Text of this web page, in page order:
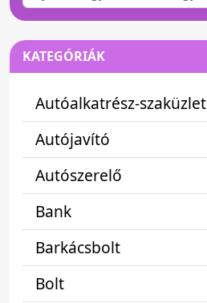
KATEGÓRIÁK
Autóalkatrész-szaküzlet
Autójavító
Autószerelő
Bank
Barkácsbolt
Bolt